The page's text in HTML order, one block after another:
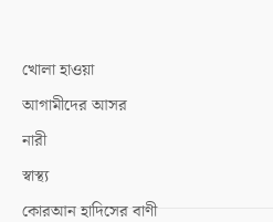
খোলা হাওয়া
আগামীদের আসর
নারী
স্বাস্থ্য
কোরআন হাদিসের বাণী